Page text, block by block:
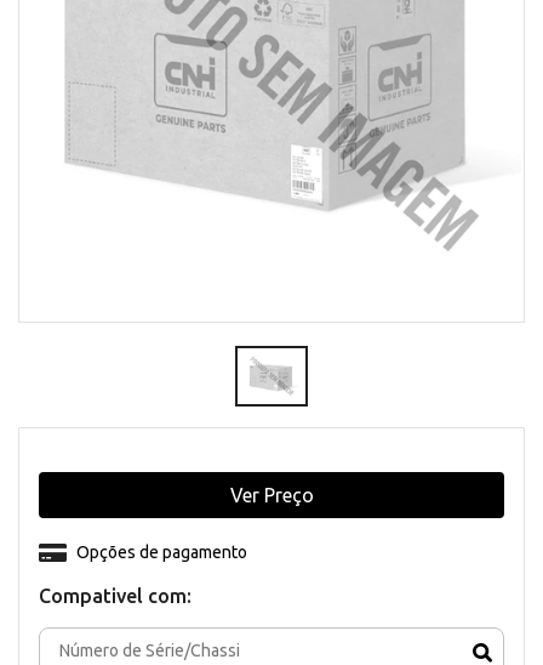
Compativel com:
Opções de pagamento
Ver Preço